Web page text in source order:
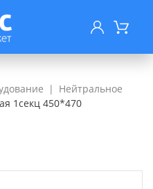
Нейтральное
1секц 450*470